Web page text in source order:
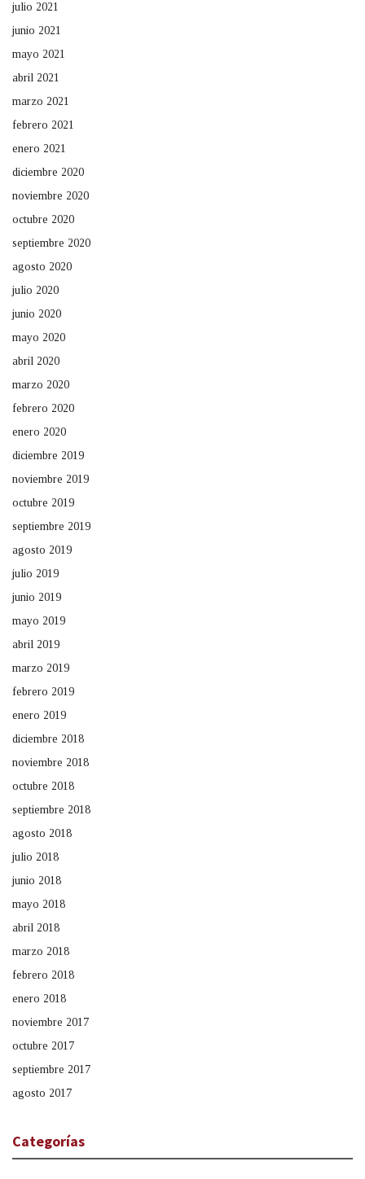
julio 2021
junio 2021
mayo 2021
abril 2021
marzo 2021
febrero 2021
enero 2021
diciembre 2020
noviembre 2020
octubre 2020
septiembre 2020
agosto 2020
julio 2020
junio 2020
mayo 2020
abril 2020
marzo 2020
febrero 2020
enero 2020
diciembre 2019
noviembre 2019
octubre 2019
septiembre 2019
agosto 2019
julio 2019
junio 2019
mayo 2019
abril 2019
marzo 2019
febrero 2019
enero 2019
diciembre 2018
noviembre 2018
octubre 2018
septiembre 2018
agosto 2018
julio 2018
junio 2018
mayo 2018
abril 2018
marzo 2018
febrero 2018
enero 2018
noviembre 2017
octubre 2017
septiembre 2017
agosto 2017
Categorías